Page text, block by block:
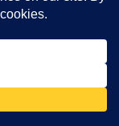
- Développé
à utiliser ce
l'utilisation des